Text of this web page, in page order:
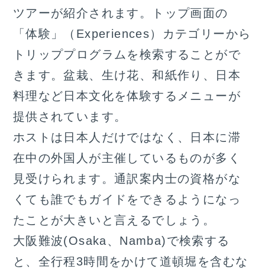
ツアーが紹介されます。トップ画面の
「体験」（Experiences）カテゴリーから
トリッププログラムを検索することがで
きます。盆栽、生け花、和紙作り、日本
料理など日本文化を体験するメニューが
提供されています。
ホストは日本人だけではなく、日本に滞
在中の外国人が主催しているものが多く
見受けられます。通訳案内士の資格がな
くても誰でもガイドをできるようになっ
たことが大きいと言えるでしょう。
大阪難波(Osaka、Namba)で検索する
と、全行程3時間をかけて道頓堀を含むな